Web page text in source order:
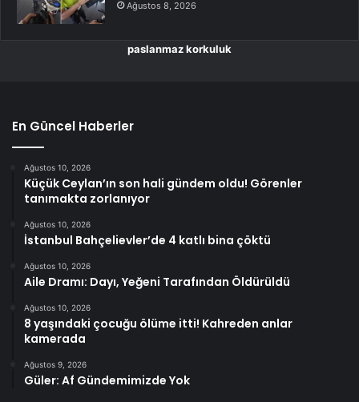
Ağustos 8, 2026
paslanmaz korkuluk
En Güncel Haberler
Ağustos 10, 2026
Küçük Ceylan’ın son hali gündem oldu! Görenler
tanımakta zorlanıyor
Ağustos 10, 2026
İstanbul Bahçelievler’de 4 katlı bina çöktü
Ağustos 10, 2026
Aile Dramı: Dayı, Yeğeni Tarafından Öldürüldü
Ağustos 10, 2026
8 yaşındaki çocuğu ölüme itti! Kahreden anlar
kamerada
Ağustos 9, 2026
Güler: Af Gündemimizde Yok